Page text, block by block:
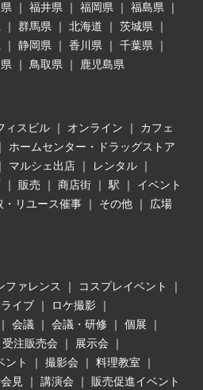
｜ 福井県｜ 福岡県｜ 福島県｜
｜ 群馬県｜ 北海道 ｜ 茨城県｜
｜ 静岡県｜ 香川県｜ 千葉県｜
｜ 鳥取県｜ 鹿児島県
ィスビル｜ オンライン ｜ カフェ
ホームセンター・ドラッグストア
マルシェ出店｜ レンタル｜
｜ 販売 ｜ 商店街｜駅 ｜ イベント
・リユース催事｜ その他｜ 広場
ファレンス ｜ コスプレイベント
｜
ライブ｜ ロケ撮影｜
｜ 会議｜ 会議・研修｜ 個展 ｜
受注販売会 ｜ 展示会 ｜
ント ｜ 撮影会 ｜ 料理教室 ｜
見 ｜ 講演会 ｜ 販売促進イベント